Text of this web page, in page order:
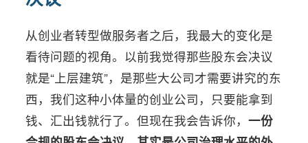
从创业者转型做服务者之后，我最大的变化是
看待问题的视角。以前我觉得那些股东会决议
就是“上层建筑”，是那些大公司才需要讲究的东
西，我们这种小体量的创业公司，只要能拿到
钱、汇出钱就行了。但现在我会告诉你，一份